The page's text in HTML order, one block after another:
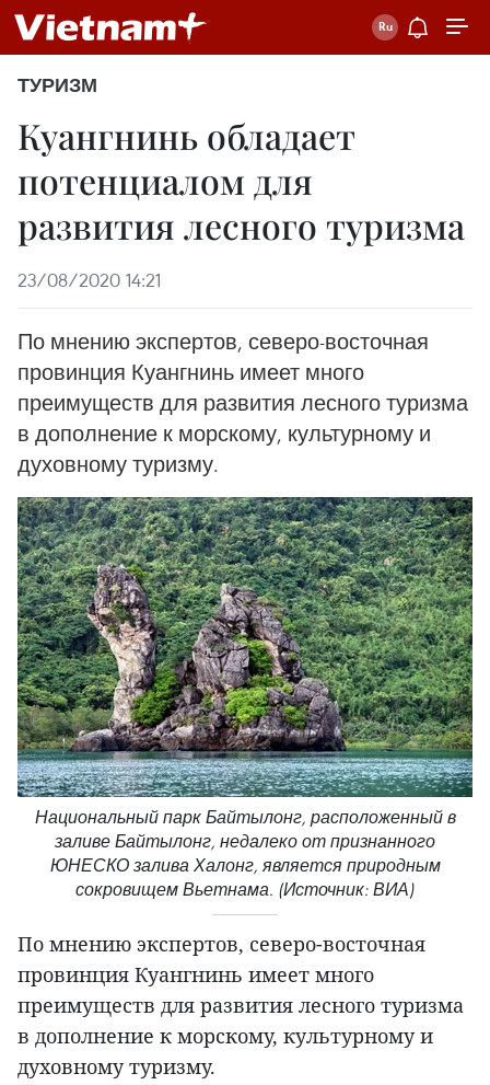
ТУРИЗМ
Куангнинь обладает
потенциалом для
развития лесного туризма
23/08/2020 14:21
По мнению экспертов, северо-восточная
провинция Куангнинь имеет много
преимуществ для развития лесного туризма
в дополнение к морскому, культурному и
духовному туризму.
Национальный парк Байтылонг, расположенный в
заливе Байтылонг, недалеко от признанного
ЮНЕСКО залива Халонг, является природным
сокровищем Вьетнама. (Источник: ВИА)
По мнению экспертов, северо-восточная
провинция Куангнинь имеет много
преимуществ для развития лесного туризма
в дополнение к морскому, культурному и
духовному туризму.